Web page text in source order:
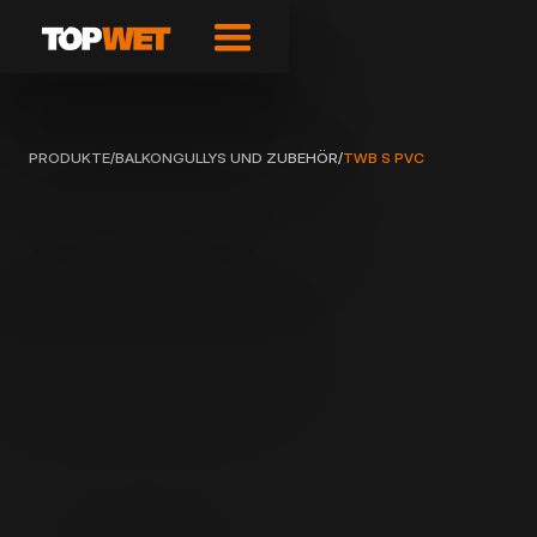
PRODUKTE/BALKONGULLYS UND ZUBEHÖR/TWB S PVC